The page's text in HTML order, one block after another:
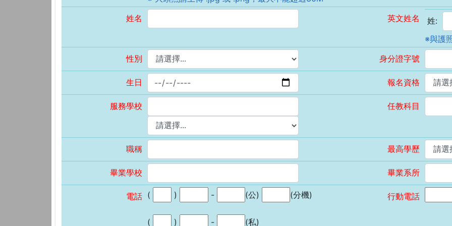
姓名
英文姓名
姓:
※與護
性別
身分證字號
生日 報名資格
服務學校 任教科目
職稱 最高學歷
畢業學校 畢業系所
電話 ( ) - (公) (分機)
( ) - (私)
行動電話